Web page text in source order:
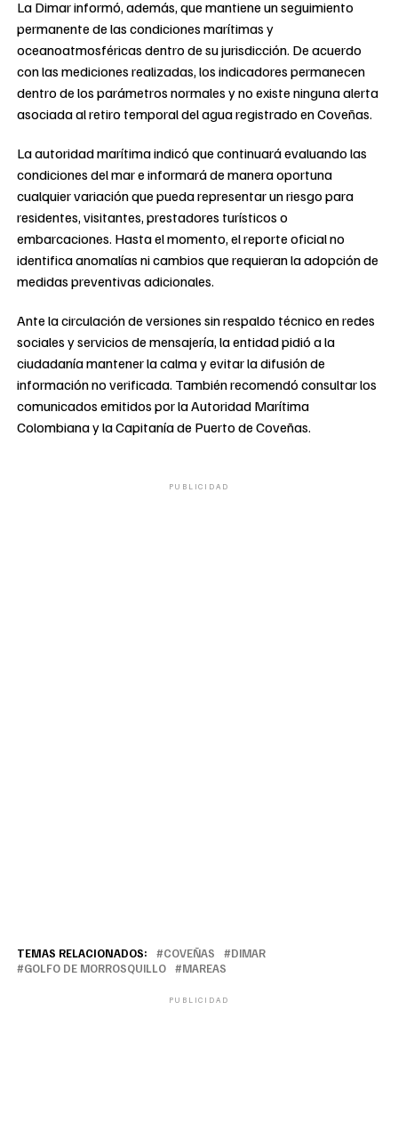
La Dimar informó, además, que mantiene un seguimiento
permanente de las condiciones marítimas y
oceanoatmosféricas dentro de su jurisdicción. De acuerdo
con las mediciones realizadas, los indicadores permanecen
dentro de los parámetros normales y no existe ninguna alerta
asociada al retiro temporal del agua registrado en Coveñas.
La autoridad marítima indicó que continuará evaluando las
condiciones del mar e informará de manera oportuna
cualquier variación que pueda representar un riesgo para
residentes, visitantes, prestadores turísticos o
embarcaciones. Hasta el momento, el reporte oficial no
identifica anomalías ni cambios que requieran la adopción de
medidas preventivas adicionales.
Ante la circulación de versiones sin respaldo técnico en redes
sociales y servicios de mensajería, la entidad pidió a la
ciudadanía mantener la calma y evitar la difusión de
información no verificada. También recomendó consultar los
comunicados emitidos por la Autoridad Marítima
Colombiana y la Capitanía de Puerto de Coveñas.
PUBLICIDAD
TEMAS RELACIONADOS: COVEÑAS
DIMAR
GOLFO DE MORROSQUILLO
MAREAS
PUBLICIDAD